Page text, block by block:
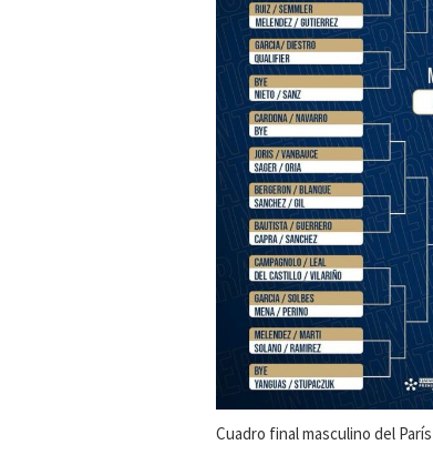
Cuadro final masculino del